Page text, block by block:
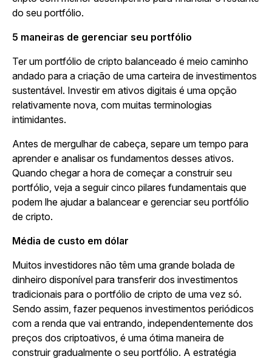
do seu portfólio.
5 maneiras de gerenciar seu portfólio
Ter um portfólio de cripto balanceado é meio caminho
andado para a criação de uma carteira de investimentos
sustentável. Investir em ativos digitais é uma opção
relativamente nova, com muitas terminologias
intimidantes.
Antes de mergulhar de cabeça, separe um tempo para
aprender e analisar os fundamentos desses ativos.
Quando chegar a hora de começar a construir seu
portfólio, veja a seguir cinco pilares fundamentais que
podem lhe ajudar a balancear e gerenciar seu portfólio
de cripto.
Média de custo em dólar
Muitos investidores não têm uma grande bolada de
dinheiro disponível para transferir dos investimentos
tradicionais para o portfólio de cripto de uma vez só.
Sendo assim, fazer pequenos investimentos periódicos
com a renda que vai entrando, independentemente dos
preços dos criptoativos, é uma ótima maneira de
construir gradualmente o seu portfólio. A estratégia